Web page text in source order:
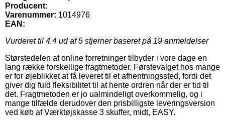
Producent:
Varenummer: 1014976
EAN:
Vurderet til 4.4 ud af 5 stjerner baseret på 19 anmeldelser
Størstedelen af online forretninger tilbyder i vore dage en
lang række forskellige fragtmetoder. Førstevalget hos mange
er for øjeblikket at få leveret til et afhentningssted, fordi det
giver dig fuld fleksibilitet til at hente ordren når der er tid til
det. Fragtmetoden er jo ualmindeligt overkommelig, og i
mange tilfælde derudover den prisbilligste leveringsversion
ved køb af Værktøjskasse 3 skuffer, midt, EASY.